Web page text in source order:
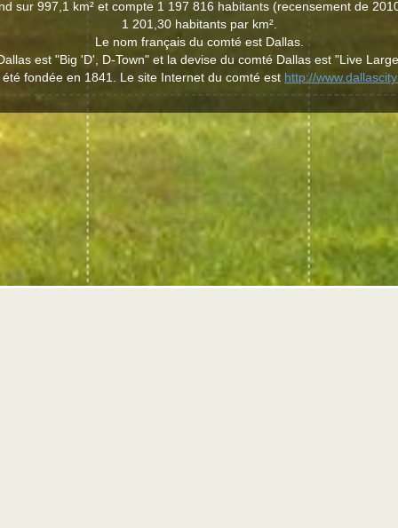
sur 997,1 km² et compte 1 197 816 habitants (recensement de
1 201,30 habitants par km².
Le nom français du comté est Dallas.
est "Big 'D', D-Town" et la devise du comté Dallas est "Live
été fondée en 1841. Le site Internet du comté est http://